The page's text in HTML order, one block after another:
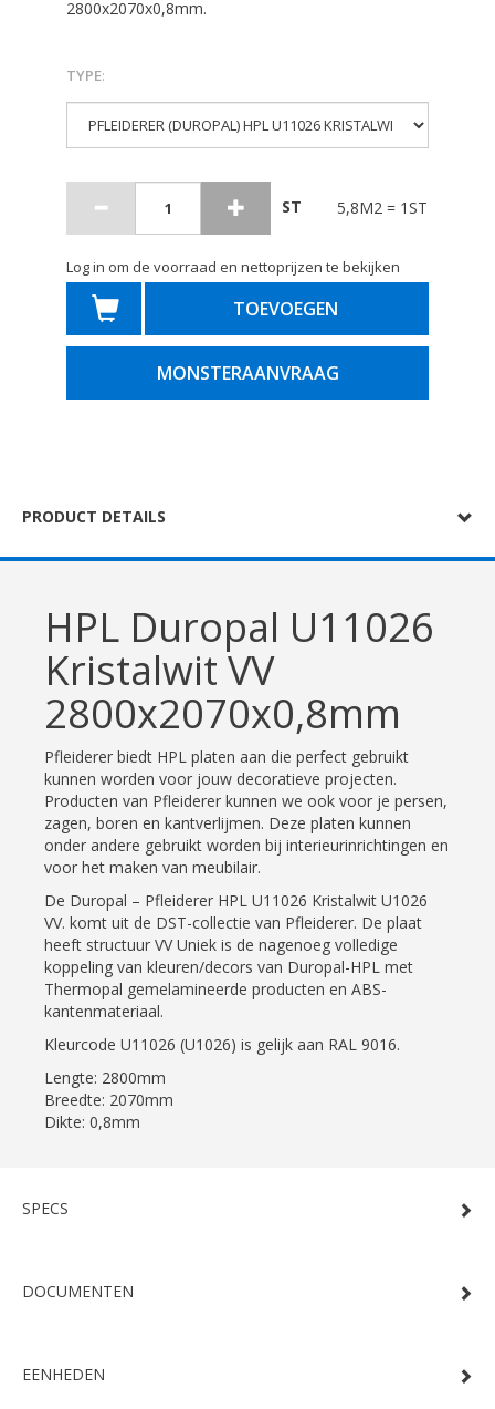
2800x2070x0,8mm.
TYPE:
ST 5,8M2 = 1ST
Log in om de voorraad en nettoprijzen te bekijken
TOEVOEGEN
MONSTERAANVRAAG
PRODUCT DETAILS
HPL Duropal U11026
Kristalwit VV
2800x2070x0,8mm
Pfleiderer biedt HPL platen aan die perfect gebruikt
kunnen worden voor jouw decoratieve projecten.
Producten van Pfleiderer kunnen we ook voor je persen,
zagen, boren en kantverlijmen. Deze platen kunnen
onder andere gebruikt worden bij interieurinrichtingen en
voor het maken van meubilair.
De Duropal – Pfleiderer HPL U11026 Kristalwit U1026
VV. komt uit de DST-collectie van Pfleiderer. De plaat
heeft structuur VV Uniek is de nagenoeg volledige
koppeling van kleuren/decors van Duropal-HPL met
Thermopal gemelamineerde producten en ABS-
kantenmateriaal.
Kleurcode U11026 (U1026) is gelijk aan RAL 9016.
Lengte: 2800mm
Breedte: 2070mm
Dikte: 0,8mm
SPECS
DOCUMENTEN
EENHEDEN